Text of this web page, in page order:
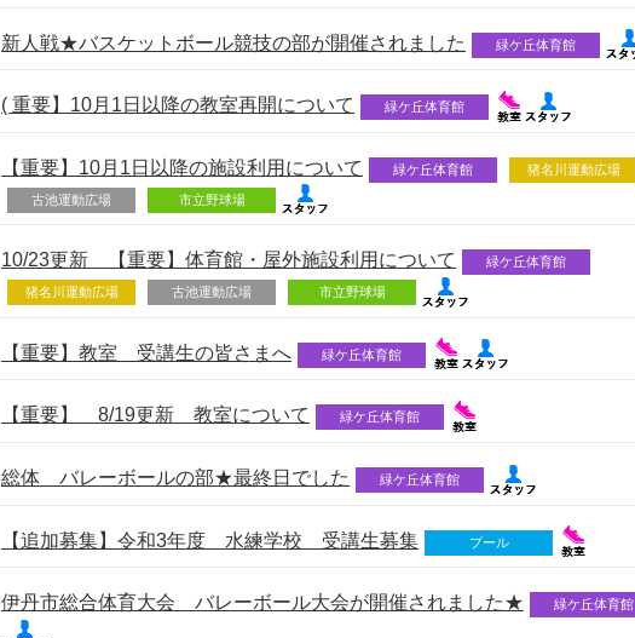
新人戦★バスケットボール競技の部が開催されました 緑ケ丘体育館
( 重要】10月1日以降の教室再開について 緑ケ丘体育館
【重要】10月1日以降の施設利用について 緑ケ丘体育館 猪名川運動広場
古池運動広場 市立野球場
10/23更新 【重要】体育館・屋外施設利用について 緑ケ丘体育館
猪名川運動広場 古池運動広場 市立野球場
【重要】教室 受講生の皆さまへ 緑ケ丘体育館
【重要】 8/19更新 教室について 緑ケ丘体育館
総体 バレーボールの部★最終日でした 緑ケ丘体育館
【追加募集】令和3年度 水練学校 受講生募集 プール
伊丹市総合体育大会 バレーボール大会が開催されました★ 緑ケ丘体育館